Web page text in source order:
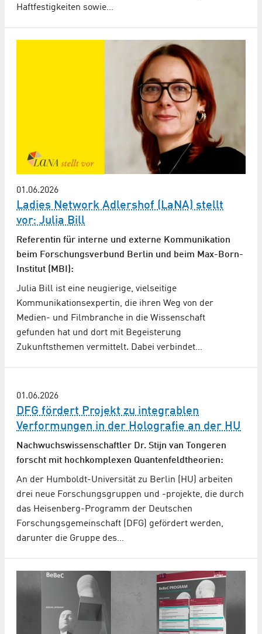
Haftfestigkeiten sowie…
01.06.2026
Ladies Network Adlershof (LaNA) stellt
vor: Julia Bill
Referentin für interne und externe Kommunikation
beim Forschungsverbund Berlin und beim Max-Born-
Institut (MBI):
Julia Bill ist eine neugierige, vielseitige
Kommunikationsexpertin, die ihren Weg von der
Medien- und Filmbranche in die Wissenschaft
gefunden hat und dort mit Begeisterung
Zukunftsthemen vermittelt. Dabei verbindet…
01.06.2026
DFG fördert Projekt zu integrablen
Verformungen in der Holografie an der HU
Nachwuchs­wissenschaftler Dr. Stijn van Tongeren
forscht mit hochkomplexen Quantenfeldtheorien:
An der Humboldt-Universität zu Berlin (HU) arbeiten
drei neue Forschungsgruppen und -projekte, die durch
das Heisenberg-Programm der Deutschen
Forschungsgemeinschaft (DFG) gefördert werden,
darunter die Gruppe des…